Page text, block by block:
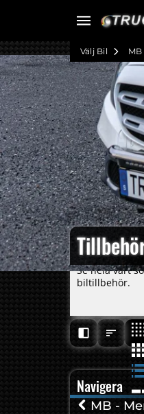
Välj Bil
Se hela vårt
biltillbehör.
Navigera
MB -